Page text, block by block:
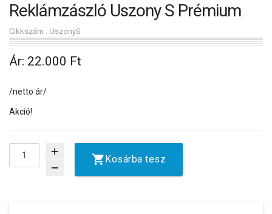
Reklámzászló Uszony S Prémium
Cikkszám : UszonyS
Ár: 22.000 Ft
/netto ár/
Akció!
add
remove
Kosárba tesz